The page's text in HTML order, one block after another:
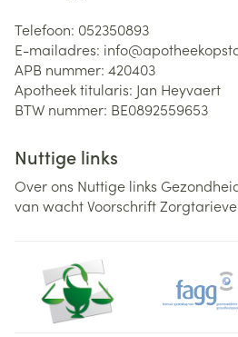
Telefoon: 052350893
E-mailadres: info@
APB nummer: 420403
Apotheek titularis: Jan Heyvaert
BTW nummer: BE0892559653
Nuttige links
Over ons Nuttige links
van wachtVoorschrift